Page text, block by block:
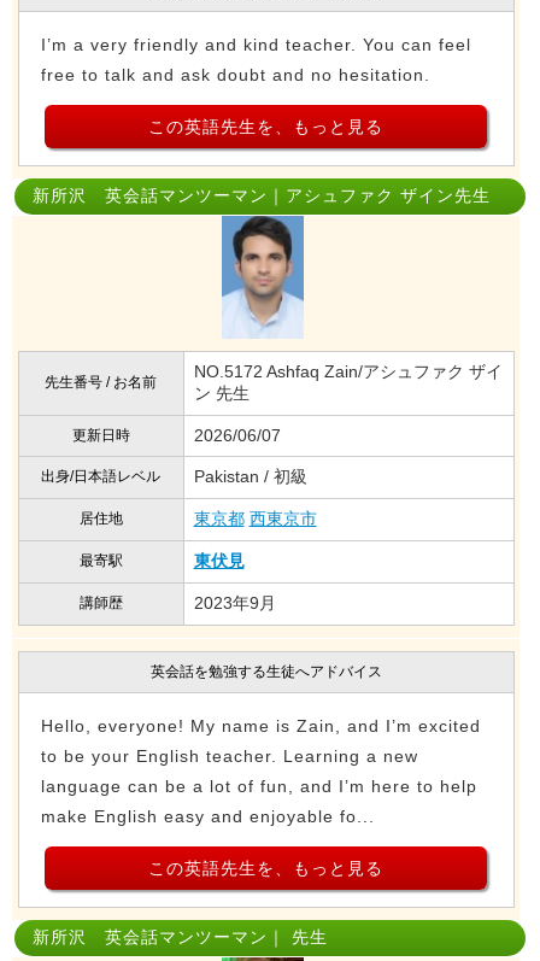
I’m a very friendly and kind teacher. You can feel
free to talk and ask doubt and no hesitation.
この英語先生を、もっと見る
新所沢 英会話マンツーマン｜アシュファク ザイン先生
先生番号 / お名前
NO.5172 Ashfaq Zain/アシュファク ザイ
ン 先生
更新日時 2026/06/07
出身/日本語レベル Pakistan / 初級
居住地 東京都 西東京市
最寄駅 東伏見
講師歴 2023年9月
英会話を勉強する生徒へアドバイス
Hello, everyone! My name is Zain, and I’m excited
to be your English teacher. Learning a new
language can be a lot of fun, and I’m here to help
make English easy and enjoyable fo...
この英語先生を、もっと見る
新所沢 英会話マンツーマン｜ 先生